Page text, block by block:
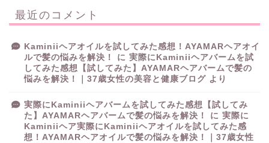
最近のコメント
Kaminiiヘアオイルを試してみた感想！AYAMARヘアオイ
ルで髪の悩みを解決！
に 実際にKaminiiヘアバームを試
してみた感想【試してみた】AYAMARヘアバームで髪の
悩みを解決！｜37歳女性の美容と健康ブログ より
実際にKaminiiヘアバームを試してみた感想【試してみ
た】AYAMARヘアバームで髪の悩みを解決！
に 実際に
Kaminiiヘア実際にKaminiiヘアオイルを試してみた感
想！AYAMARヘアオイルで髪の悩みを解決！｜37歳女性